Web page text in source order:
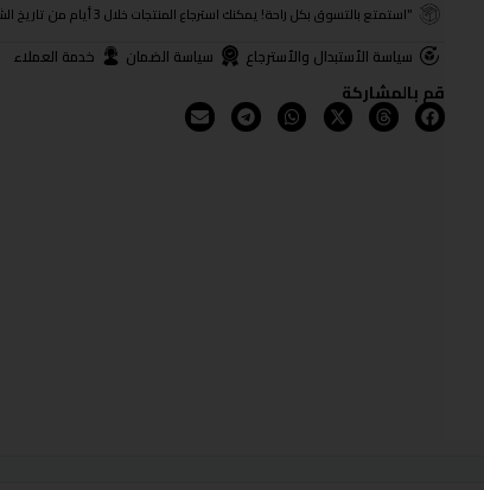
"استمتع بالتسوق بكل راحة! يمكنك استرجاع المنتجات خلال 3 أيام من تاريخ الشراء بكل سهولة."
سياسة الأستبدال والأسترجاع سياسة الضمان خدمة العملاء
قم بالمشاركة